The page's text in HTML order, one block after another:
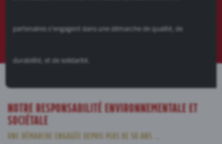
partenaires s’engagent dans une démarche de qualité, de
durabilité, et de solidarité.
Notre responsabilité environnementale et
sociétale
Une démarche engagée depuis plus de 50 ans …